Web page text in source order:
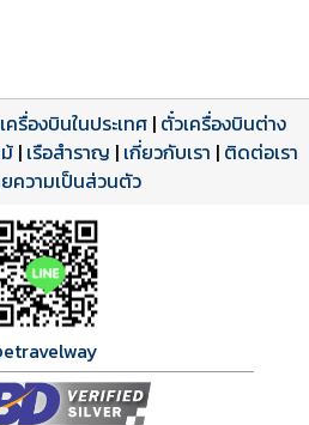
วน์โหลด PDF
เปิดหน้าเต็ม
เปิดหน้าเต็ม
ครื่องบินในประเทศ| ตั๋วเครื่องบินต่าง
| เรือสำราญ | เกี่ยวกับเรา | ติดต่อเรา
ความเป็นส่วนตัว